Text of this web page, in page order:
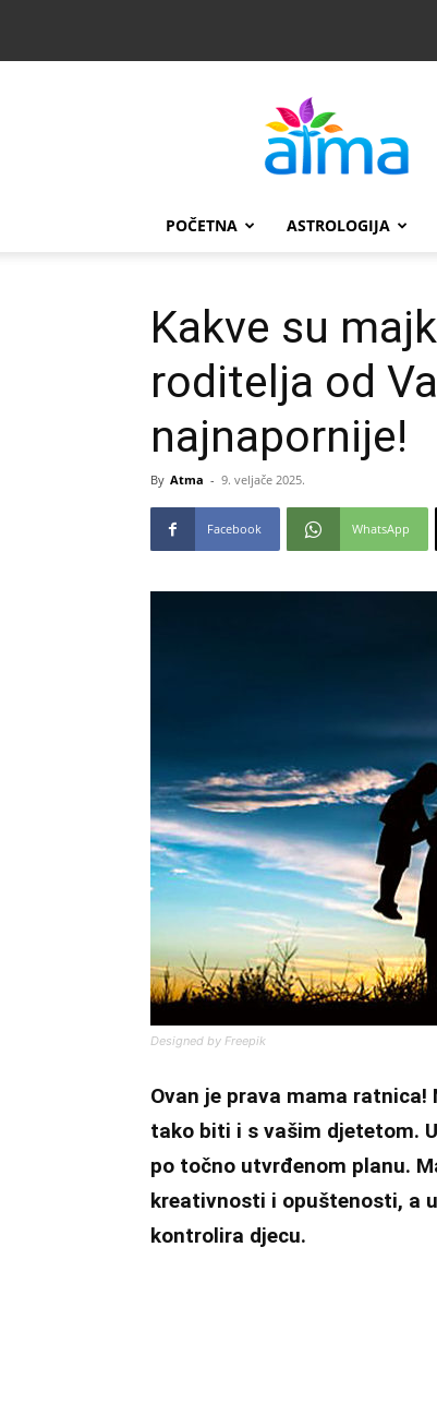
POČETNA ASTROLOGIJA
Kakve su
roditelja od
najnapornije!
By Atma - 9. veljače 2025.
Facebook WhatsApp
Designed by Freepik
Ovan je prava mama
tako biti i s vašim djetetom.
po točno utvrđenom planu.
kreativnosti i opuštenosti, a
kontrolira djecu.